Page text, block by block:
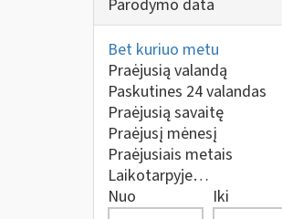
Parodymo data
Bet kuriuo metu
Praėjusią valandą
Paskutines 24 valandas
Praėjusią savaitę
Praėjusį mėnesį
Praėjusiais metais
Laikotarpyje…
Nuo
Iki